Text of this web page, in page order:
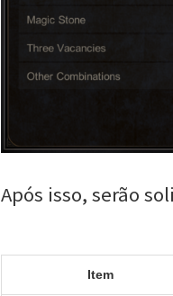
Após isso, serão
Item